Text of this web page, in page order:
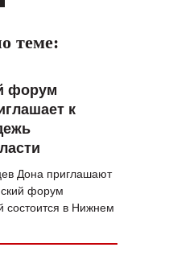
ГОРОДСКОЙ ПОРТАЛ
ВОПРОС НЕДЕЛИ
ТАМ И ТУТ
СТИЛЬ ЖИЗНИ
теме:
форум
к
Дона приглашают
форум
состоится в Нижнем